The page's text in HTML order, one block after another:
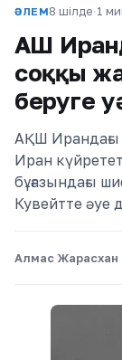
ӘЛЕМ8 шілде·1
АҚШ
соққы
беруге
АҚШ Ирандағы
Иран
бұғазындағы
Кувейтте
Алмас Жарасхан